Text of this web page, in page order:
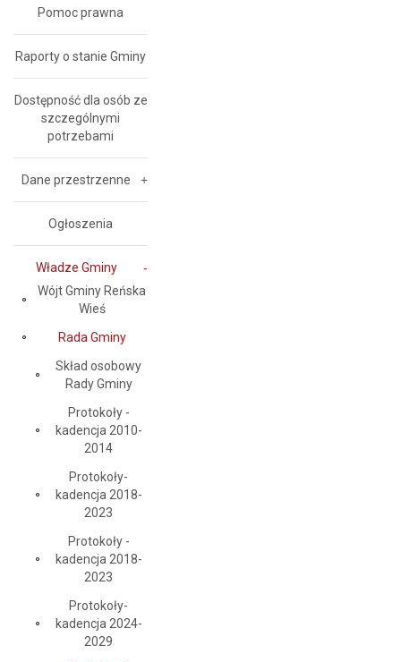
Pomoc prawna
Raporty o stanie Gminy
Dostępność dla osób ze
szczególnymi
potrzebami
Dane przestrzenne
Ogłoszenia
Władze Gminy
Wójt Gminy Reńska
Wieś
Rada Gminy
Skład osobowy
Rady Gminy
Protokoły -
kadencja 2010-
2014
Protokoły-
kadencja 2018-
2023
Protokoły -
kadencja 2018-
2023
Protokoły-
kadencja 2024-
2029